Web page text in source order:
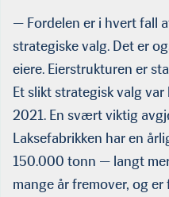
— Fordelen er i hvert fall
strategiske valg. Det er
eiere. Eierstrukturen er
Et slikt strategisk valg
2021. En svært viktig
Laksefabrikken har en
150.000 tonn — langt
mange år fremover, og